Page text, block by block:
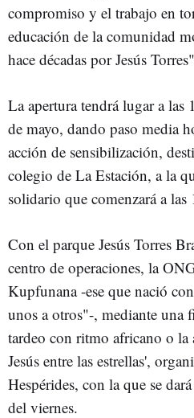
compromiso y el trabajo en
educación de la comunidad
hace décadas por Jesús
La apertura tendrá lugar a las
de mayo, dando paso media
acción de sensibilización,
colegio de La Estación, a la
solidario que comenzará a las
Con el parque Jesús Torres
centro de operaciones, la
Kupfunana -ese que nació
unos a otros"-, mediante una
tardeo con ritmo africano o
Jesús entre las estrellas',
Hespérides, con la que se
del viernes.